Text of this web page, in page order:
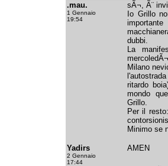
.mau.
1 Gennaio
19:54
sÃ¬, Ã¨
Io Grillo
dubbi.
La
Milano
ritardo
mondo
Grillo.
Per il
Minimo se
Yadirs
2 Gennaio
17:44
AMEN